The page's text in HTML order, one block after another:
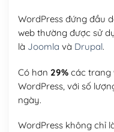
WordPress đứng đầu
web thường được sử
là Joomla và Drupal.
Có hơn 29%các trang
WordPress, với số
ngày.
WordPress không chỉ